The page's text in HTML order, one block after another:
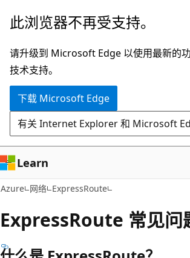
跳
主
要
内
此浏览器不再受支持。
请升级到 Microsoft Edge 以使用最新的
技术支持。
下载 Microsoft Edge
有关 Internet Explorer 和 Microsoft
Learn
Azure 网络 ExpressRoute
ExpressRoute 常见问